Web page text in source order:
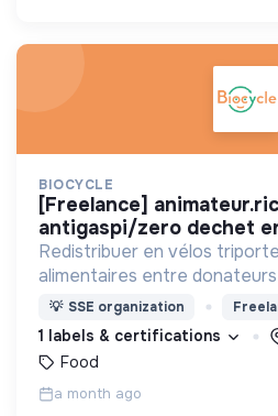
BIOCYCLE
[freelance] animateur.rice sensi
antigaspi/zero dechet
Redistribuer en vélos
alimentaires entre
Sensibiliser le grand public à
Accompagner les
💡 SSE organization
1 labels & certifications
Food
a month ago